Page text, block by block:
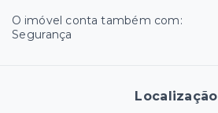
O imóvel conta também com:
Segurança
Localização